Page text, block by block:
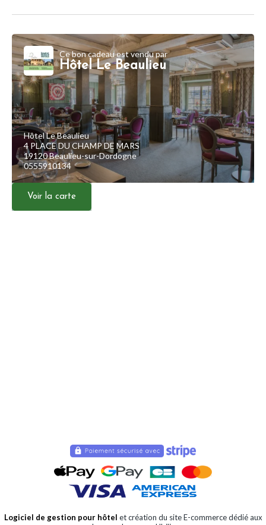
Ce bon cadeau est vendu par
Hôtel Le Beaulieu
Hôtel Le Beaulieu
4 PLACE DU CHAMP DE MARS
19120 Beaulieu-sur-Dordogne
0555910134
Voir la carte
Logiciel de gestion pour hôtel et création du site E-commerce dédié aux